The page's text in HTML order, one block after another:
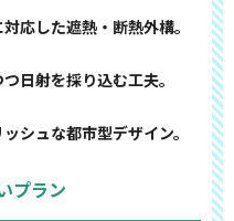
応した遮熱・断熱外構。
日射を採り込む工夫。
シュな都市型デザイン。
プラン